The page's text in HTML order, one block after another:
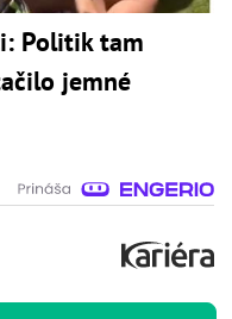
Politik tam
jemné